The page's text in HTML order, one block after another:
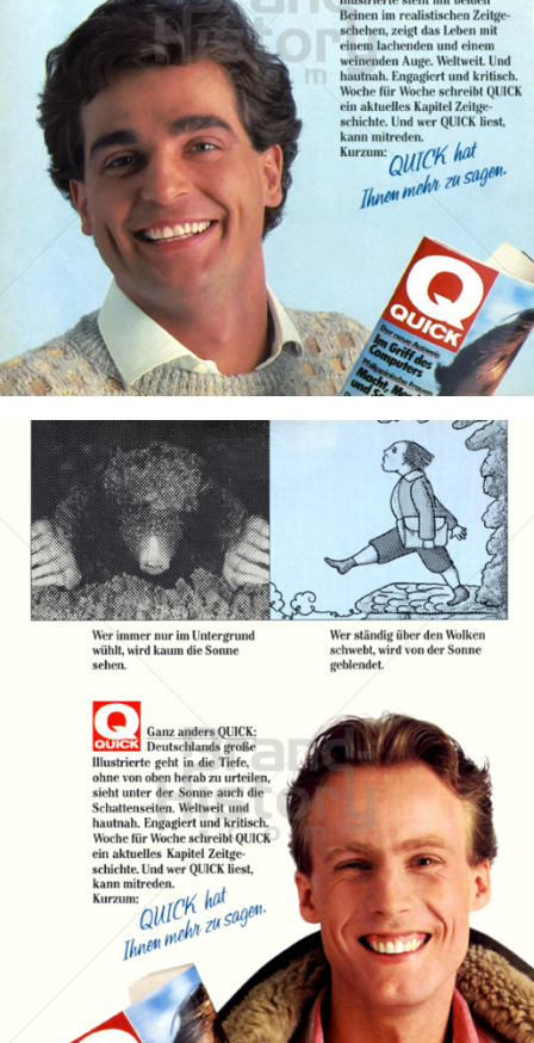
QUICK
QUICK - Die Illustrierte (25. 4. 1948 - 27. 8. 1992)
1986
Bild-ID: 11949
QUICK
QUICK - Die Illustrierte (25. 4. 1948 - 27. 8. 1992)
1986